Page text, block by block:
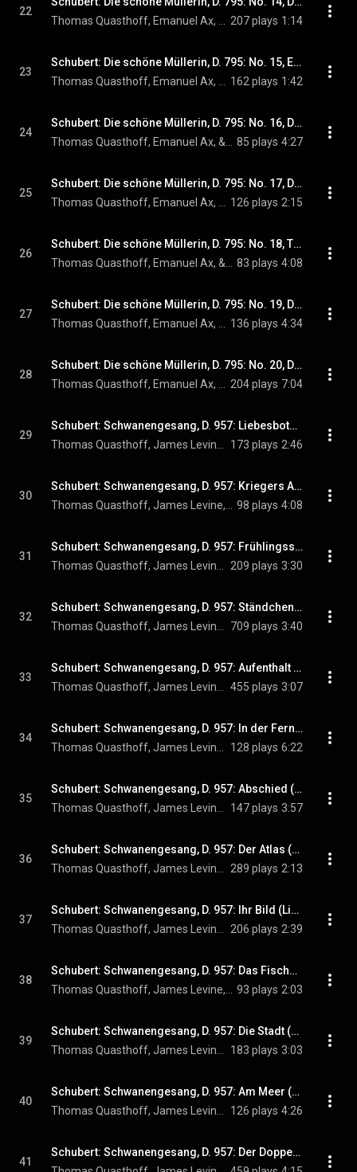
22
207 plays 1:14
23
Schubert: Die schöne Müllerin, D. 795: No. 15, Eifersucht und Stolz (Live)
162 plays 1:42
24
Schubert: Die schöne Müllerin, D. 795: No. 16, Die liebe Farbe (Live)
85 plays 4:27
25
Schubert: Die schöne Müllerin, D. 795: No. 17, Die böse Farbe (Live)
126 plays 2:15
26
Schubert: Die schöne Müllerin, D. 795: No. 18, Trockne Blumen (Live)
83 plays 4:08
27
Schubert: Die schöne Müllerin, D. 795: No. 19, Der Müller und der Bach (Live)
136 plays 4:34
28
Schubert: Die schöne Müllerin, D. 795: No. 20, Des Baches Wiegenlied (Live)
204 plays 7:04
29
Schubert: Schwanengesang, D. 957: Liebesbotschaft (Live)
173 plays 2:46
30
Schubert: Schwanengesang, D. 957: Kriegers Ahnung (Live)
98 plays 4:08
31
Schubert: Schwanengesang, D. 957: Frühlingssehnsucht (Live)
209 plays 3:30
32
Schubert: Schwanengesang, D. 957: Ständchen (Live)
709 plays 3:40
33
Schubert: Schwanengesang, D. 957: Aufenthalt (Live)
455 plays 3:07
34
Schubert: Schwanengesang, D. 957: In der Ferne (Live)
128 plays 6:22
35
Schubert: Schwanengesang, D. 957: Abschied (Live)
147 plays 3:57
36
Schubert: Schwanengesang, D. 957: Der Atlas (Live)
289 plays 2:13
37
Schubert: Schwanengesang, D. 957: Ihr Bild (Live)
206 plays 2:39
38
Schubert: Schwanengesang, D. 957: Das Fischermädchen (Live)
93 plays 2:03
39
Schubert: Schwanengesang, D. 957: Die Stadt (Live)
183 plays 3:03
40
Schubert: Schwanengesang, D. 957: Am Meer (Live)
126 plays 4:26
41
Schubert: Schwanengesang, D. 957: Der Doppelgänger (Live)